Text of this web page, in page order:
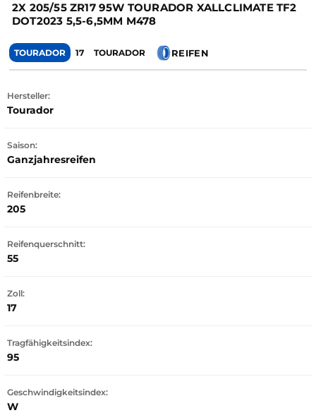
2X 205/55 ZR17 95W TOURADOR XALLCLIMATE TF2
DOT2023 5,5-6,5MM M478
TOURADOR 17 TOURADOR REIFEN
Hersteller:
Tourador
Saison:
Ganzjahresreifen
Reifenbreite:
205
Reifenquerschnitt:
55
Zoll:
17
Tragfähigkeitsindex:
95
Geschwindigkeitsindex:
W